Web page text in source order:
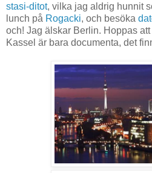
stasi-ditot, vilka jag aldrig hunnit
lunch på Rogacki, och besöka
och! Jag älskar Berlin. Hoppas
Kassel är bara documenta, det